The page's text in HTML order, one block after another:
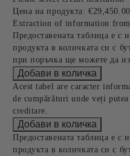
Цена на продукта: €29,450.00
Extraction of information
Предоставената таблица е
продукта в количката си с
при поръчка ще можете да
Acest tabel are caracter
de cumpărături unde veți
creditare.
Предоставената таблица е
продукта в количката си с